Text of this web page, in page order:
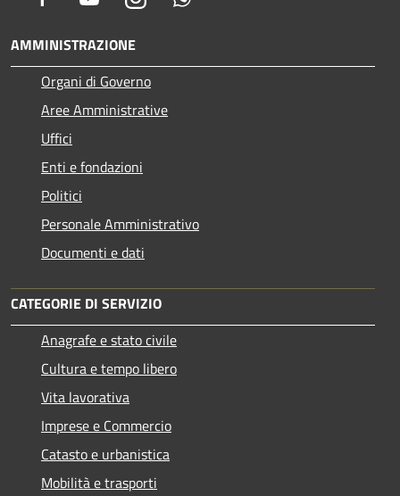
AMMINISTRAZIONE
Organi di Governo
Aree Amministrative
Uffici
Enti e fondazioni
Politici
Personale Amministrativo
Documenti e dati
CATEGORIE DI SERVIZIO
Anagrafe e stato civile
Cultura e tempo libero
Vita lavorativa
Imprese e Commercio
Catasto e urbanistica
Mobilità e trasporti